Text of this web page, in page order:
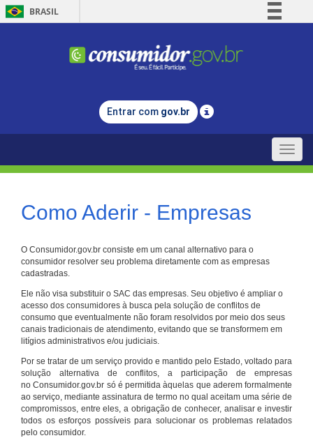
BRASIL
Comunica BR
Legislação
Entrar com gov.br
Toggle
Como Aderir - Empresas
O Consumidor.gov.br consiste em um canal alternativo para o
consumidor resolver seu problema diretamente com as empresas
cadastradas.
Ele não visa substituir o SAC das empresas. Seu objetivo é ampliar o
acesso dos consumidores à busca pela solução de conflitos de
consumo que eventualmente não foram resolvidos por meio dos seus
canais tradicionais de atendimento, evitando que se transformem em
litígios administrativos e/ou judiciais.
Por se tratar de um serviço provido e mantido pelo Estado, voltado para
solução alternativa de conflitos, a participação de empresas
no Consumidor.gov.br só é permitida àquelas que aderem formalmente
ao serviço, mediante assinatura de termo no qual aceitam uma série de
compromissos, entre eles, a obrigação de conhecer, analisar e investir
todos os esforços possíveis para solucionar os problemas relatados
pelo consumidor.